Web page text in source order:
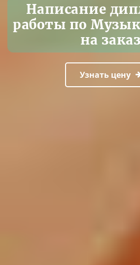
Написание
работы по
на заказ
Узнать цену